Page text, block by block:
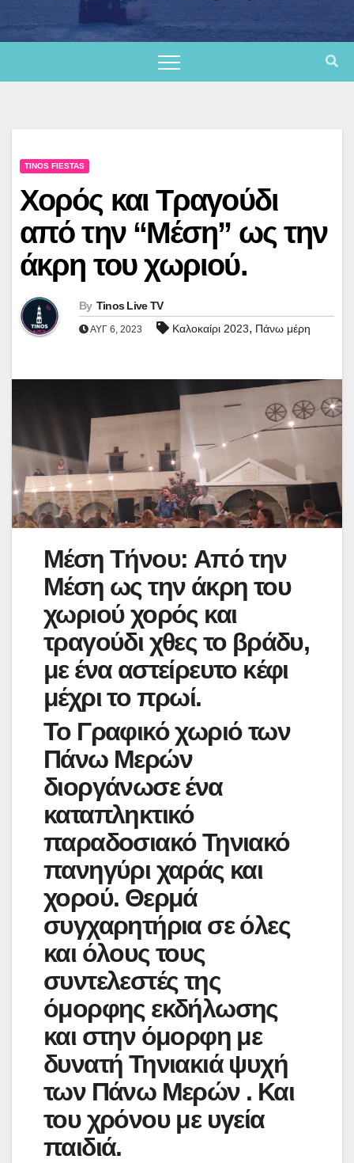
TINOS FIESTAS
Χορός και Τραγούδι
από την “Μέση” ως την
άκρη του χωριού.
By Tinos Live TV
ΑΥΓ 6, 2023 Καλοκαίρι 2023, Πάνω μέρη
Μέση Τήνου: Από την
Μέση ως την άκρη του
χωριού χορός και
τραγούδι χθες το βράδυ,
με ένα αστείρευτο κέφι
μέχρι το πρωί.
Το Γραφικό χωριό των
Πάνω Μερών
διοργάνωσε ένα
καταπληκτικό
παραδοσιακό Τηνιακό
πανηγύρι χαράς και
χορού. Θερμά
συγχαρητήρια σε όλες
και όλους τους
συντελεστές της
όμορφης εκδήλωσης
και στην όμορφη με
δυνατή Τηνιακιά ψυχή
των Πάνω Μερών . Και
του χρόνου με υγεία
παιδιά.